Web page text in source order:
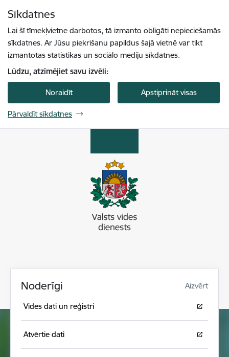
Sīkdatnes
Lai šī tīmekļvietne darbotos, tā izmanto obligāti nepieciešamās
sīkdatnes. Ar Jūsu piekrišanu papildus šajā vietnē var tikt
izmantotas statistikas un sociālo mediju sīkdatnes.
Lūdzu, atzīmējiet savu izvēli:
Noraidīt Apstiprināt visas
Pārvaldīt sīkdatnes
Noderīgi Aizvērt
Vides dati un reģistri
Atvērtie dati